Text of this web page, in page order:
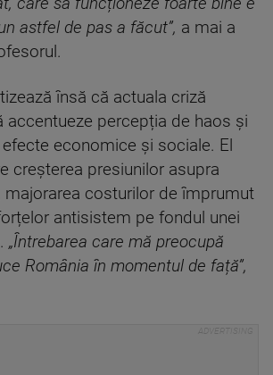
astfel de pas a făcut”, a mai a
însă că actuala criză
accentueze percepția de haos și
economice și sociale. El
creșterea presiunilor asupra
majorarea costurilor de împrumut
antisistem pe fondul unei
„Întrebarea care mă preocupă
România în momentul de față”,